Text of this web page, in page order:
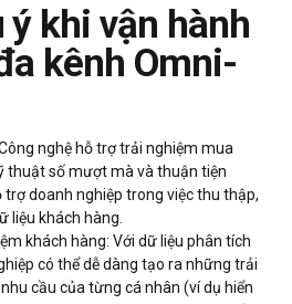
khi vận hành
kênh Omni-
nghệ hỗ trợ trải nghiệm mua
thuật số mượt mà và thuận tiện
trợ doanh nghiệp trong việc thu thập,
liệu khách hàng.
khách hàng: Với dữ liệu phân tích
có thể dễ dàng tạo ra những trải
cầu của từng cá nhân (ví dụ hiển